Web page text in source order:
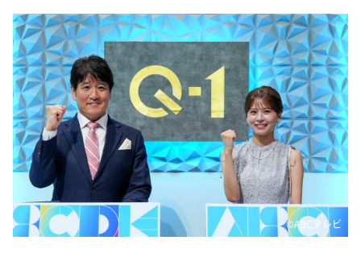
教えて！ニュースライブ 正義のミカタ
ＬＩＦＥ～夢のカタチ～
新婚さんいらっしゃい！
ポツンと一軒家
ザキ山小屋本館
ぺこぱのまるスポ
アナ回覧板
©ABCテレビ